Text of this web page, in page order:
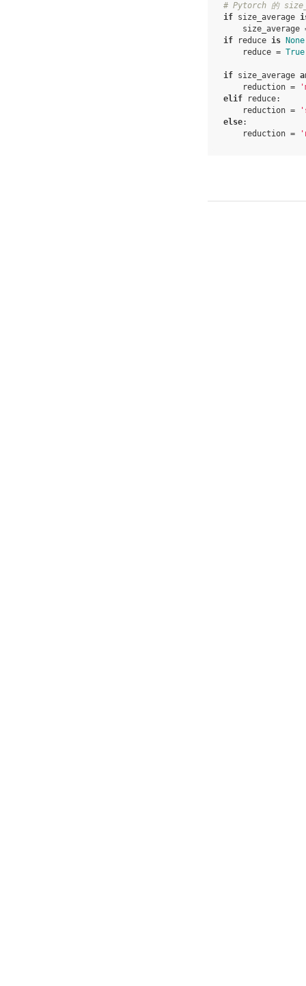
# Pytorch 的
if size_average
size_average
if
reduce is None
reduce = True
if size_average
reduction =
elif
reduce:
reduction =
else:
reduction =